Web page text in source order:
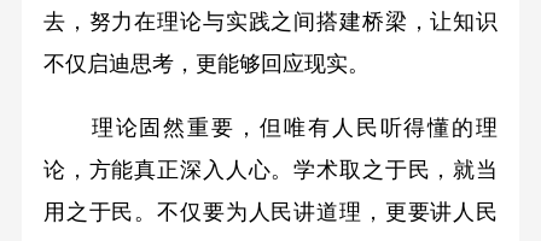
去，努力在理论与实践之间搭建桥梁，让知识
不仅启迪思考，更能够回应现实。
理论固然重要，但唯有人民听得懂的理
论，方能真正深入人心。学术取之于民，就当
用之于民。不仅要为人民讲道理，更要讲人民